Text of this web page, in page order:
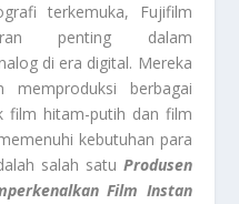
terkemuka, Fujifilm
penting dalam
di era digital. Mereka
memproduksi berbagai
film hitam-putih dan film
kebutuhan para
salah satu Produsen
Film Instan